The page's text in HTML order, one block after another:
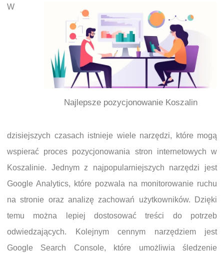
Najlepsze pozycjonowanie Koszalin
W
dzisiejszych czasach istnieje wiele narzędzi, które mogą
wspierać proces pozycjonowania stron internetowych w
Koszalinie. Jednym z najpopularniejszych narzędzi jest
Google Analytics, które pozwala na monitorowanie ruchu
na stronie oraz analizę zachowań użytkowników. Dzięki
temu można lepiej dostosować treści do potrzeb
odwiedzających. Kolejnym cennym narzędziem jest
Google Search Console, które umożliwia śledzenie